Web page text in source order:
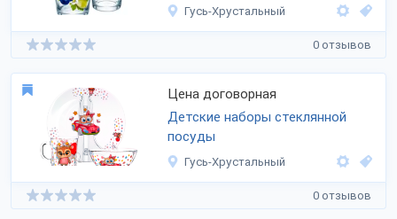
Гусь-Хрустальный
0 отзывов
Цена договорная
Детские наборы стеклянной
посуды
Гусь-Хрустальный
0 отзывов